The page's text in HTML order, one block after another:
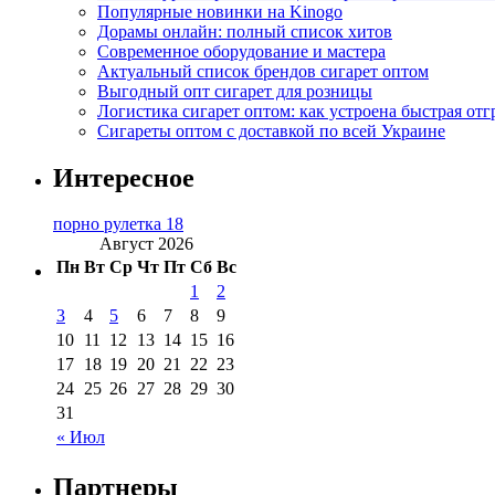
Популярные новинки на Kinogo
Дорамы онлайн: полный список хитов
Современное оборудование и мастера
Актуальный список брендов сигарет оптом
Выгодный опт сигарет для розницы
Логистика сигарет оптом: как устроена быстрая
Сигареты оптом с доставкой по всей Украине
Интересное
порно рулетка 18
Август 2026
Пн Вт Ср Чт Пт Сб Вс
« Июл
1
2
3
4 5 6 7 8
9
10 11 12 13 14 15 16
17 18 19 20 21 22 23
24 25 26 27 28 29 30
31
Партнеры